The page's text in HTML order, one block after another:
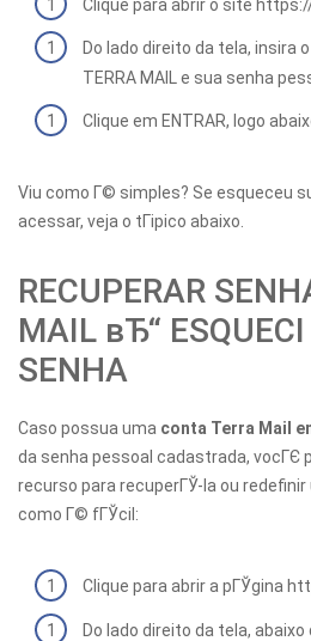
Clique para abrir o site
Do lado direito da tela, insira
TERRA MAIL e sua senha
Clique em ENTRAR, logo
Viu como Г© simples? Se esqueceu
acessar, veja o tГіpico abaixo.
RECUPERAR
MAIL вЂ“
SENHA
Caso possua uma conta Terra Mail
da senha pessoal cadastrada, vocГЄ
recurso para recuperГЎ-la ou redefinir
como Г© fГЎcil:
Clique para abrir a pГЎgina
Do lado direito da tela,